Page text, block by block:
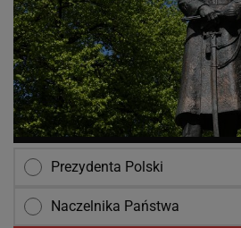
Prezydenta Polski
Naczelnika Państwa